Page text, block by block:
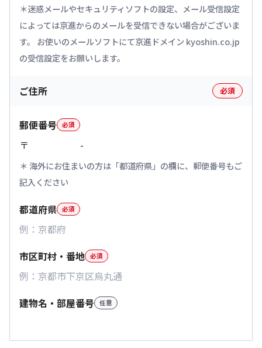
迷惑メールやセキュリティソフトの設定、メール受信設定
によっては京進からのメールを受信できない場合がございま
す。 お使いのメールソフトにて京進ドメイン kyoshin.co.jp
の受信設定をお願いします。
ご住所 必須
郵便番号 必須
〒 -
海外にお住まいの方は「都道府県」の欄に、郵便番号もご
記入ください
都道府県 必須
市区町村・番地 必須
建物名・部屋番号 任意